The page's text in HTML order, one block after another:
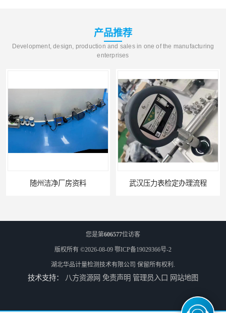
产品推荐
Development, design, production and sales in one of the manufacturing
enterprises
随州洁净厂房资料 武汉压力表检定办理流程
老河口压力表检定办理流程 南京压力表校准办理周期
您是第606577位访客
版权所有 ©2026-08-09 鄂ICP备19029366号-2
湖北华品计量检测技术有限公司 保留所有权利.
技术支持： 八方资源网 免责声明 管理员入口 网站地图